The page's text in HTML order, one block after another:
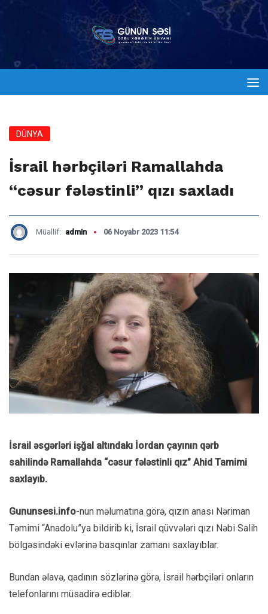
DÜNYA
İsrail hərbçiləri Ramallahda
“cəsur fələstinli” qızı saxladı
Müəllif: admin 06 Noyabr 2023 11:54
İsrail əsgərləri işğal altındakı İordan çayının qərb
sahilində Ramallahda “cəsur fələstinli qız” Ahid Tamimi
saxlayıb.
Gununsesi.info-nun məlumatına görə, qızın anası Nəriman
Təmimi “Anadolu”ya bildirib ki, İsrail qüvvələri qızı Nəbi Salih
bölgəsindəki evlərinə basqınlar zamanı saxlayıblar.
Bundan əlavə, qadının sözlərinə görə, İsrail hərbçiləri onların
telefonlarını müsadirə ediblər.